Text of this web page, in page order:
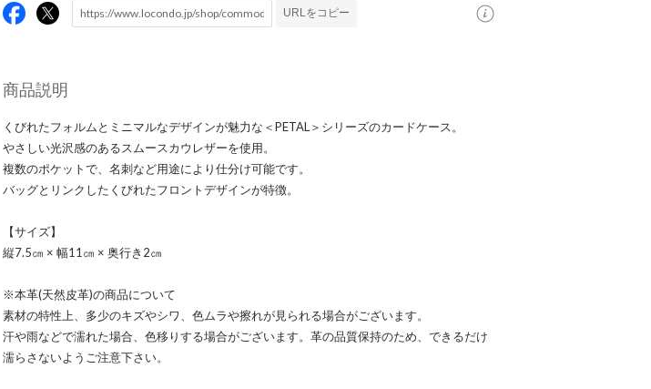
URLをコピー
商品説明
くびれたフォルムとミニマルなデザインが魅力な＜PETAL＞シリーズのカードケース。
やさしい光沢感のあるスムースカウレザーを使用。
複数のポケットで、名刺など用途により仕分け可能です。
バッグとリンクしたくびれたフロントデザインが特徴。
【サイズ】
縦7.5㎝ × 幅11㎝ × 奥行き2㎝
※本革(天然皮革)の商品について
素材の特性上、多少のキズやシワ、色ムラや擦れが見られる場合がございます。
汗や雨などで濡れた場合、色移りする場合がございます。革の品質保持のため、できるだけ
濡らさないようご注意下さい。